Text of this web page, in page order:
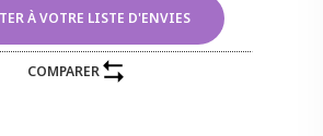
À VOTRE LISTE D'ENVIES
COMPARER